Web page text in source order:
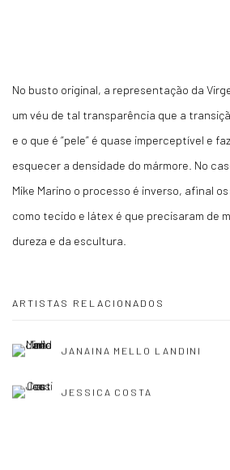
No busto original, a representação da
um véu de tal transparência que a
e o que é “pele” é quase imperceptível e
esquecer a densidade do mármore. No
Mike Marino o processo é inverso, afinal
como tecido e látex é que precisaram de
dureza e da escultura.
ARTISTAS RELACIONADOS
JANAINA MELLO LANDINI
JESSICA COSTA